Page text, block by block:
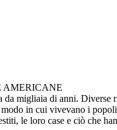
AMERICANE
migliaia di anni. Diverse
in cui vivevano i popoli
le loro case e ciò che